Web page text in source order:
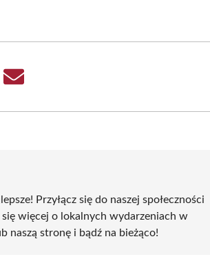
Share
Przyłącz się do naszej społeczności
więcej o lokalnych wydarzeniach w
naszą stronę i bądź na bieżąco!